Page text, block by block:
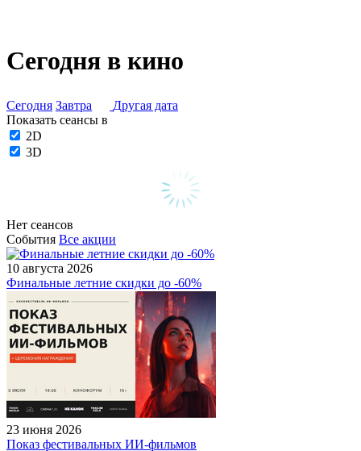
Сегодня в кино
Сегодня Завтра
Другая дата
Показать сеансы в
2D
3D
Нет сеансов
События Все акции
10 августа 2026
Финальные летние скидки до -60%
23 июня 2026
Показ фестивальных ИИ-фильмов